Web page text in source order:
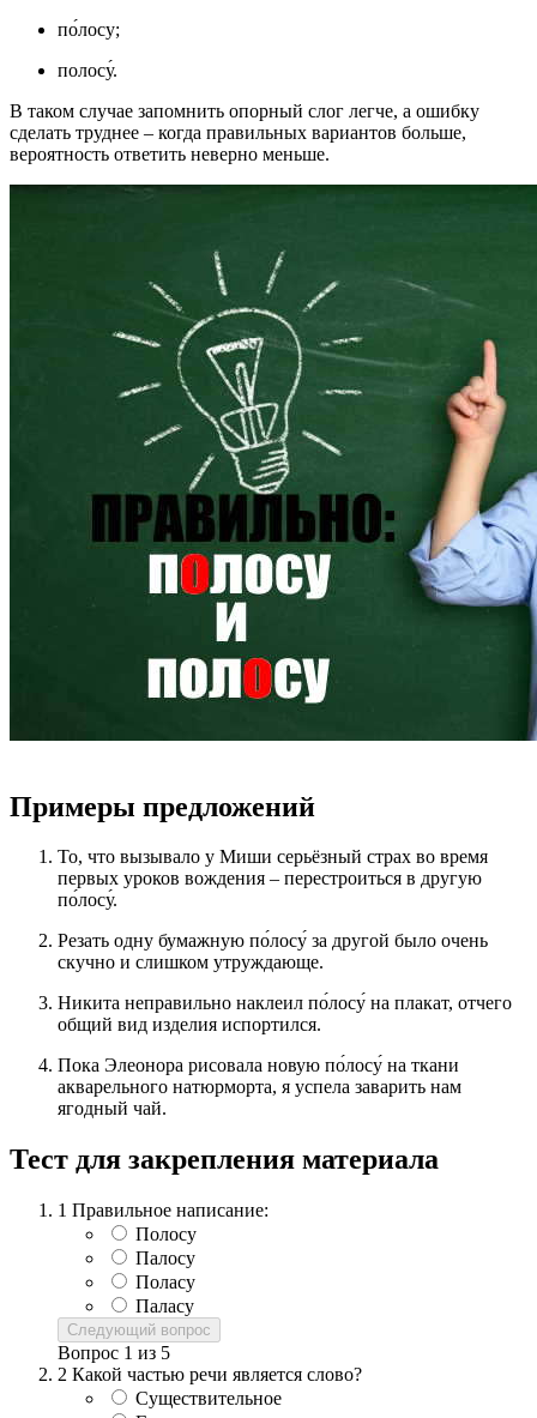
по́лосу;
полосу́.
В таком случае запомнить опорный слог легче, а ошибку
сделать труднее – когда правильных вариантов больше,
вероятность ответить неверно меньше.
Примеры предложений
То, что вызывало у Миши серьёзный страх во время
первых уроков вождения – перестроиться в другую
по́лосу́.
Резать одну бумажную по́лосу́ за другой было очень
скучно и слишком утруждающе.
Никита неправильно наклеил по́лосу́ на плакат, отчего
общий вид изделия испортился.
Пока Элеонора рисовала новую по́лосу́ на ткани
акварельного натюрморта, я успела заварить нам
ягодный чай.
Тест для закрепления материала
1 Правильное написание:
Полосу
Палосу
Поласу
Паласу
Следующий вопрос
Вопрос 1 из 5
2 Какой частью речи является слово?
Существительное